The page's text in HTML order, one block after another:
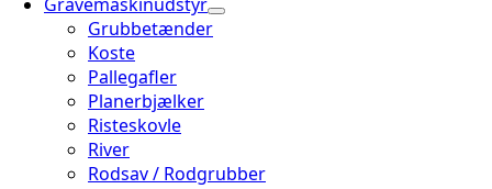
Grubbetænder
Koste
Pallegafler
Planerbjælker
Risteskovle
River
Rodsav / Rodgrubber